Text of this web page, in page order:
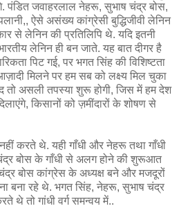
पंडित जवाहरलाल नेहरू, सुभाष चंद्र बोस,
ऐसे असंख्य कांग्रेसी बुद्धिजीवी लेनिन
से लेनिन की प्रतिलिपि थे. यदि इतनी
लेनिन ही बन जाते. यह बात दीगर है
पिट गई, पर भगत सिंह की विशिष्टता
मिलने पर हम सब को लक्ष्य मिल चुका
तो असली तपस्या शुरू होगी, जिस में हम देश
किसानों को ज़मींदारों के शोषण से
नहीं करते थे. यही गाँधी और नेहरू तथा गाँधी
बोस के गाँधी से अलग होने की शुरूआत
बोस कांग्रेस के अध्यक्ष बने और मजदूरों
बना रहे थे. भगत सिंह, नेहरू, सुभाष चंद्र
थे तो गांधी वर्ग समन्वय में..